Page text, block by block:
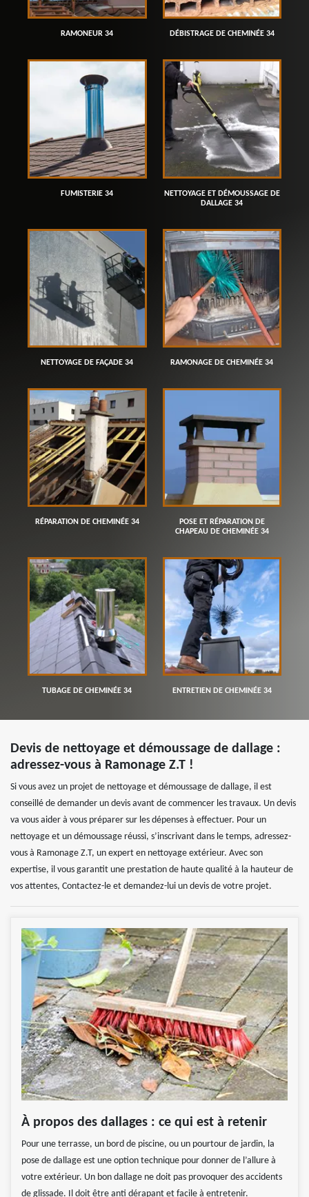
RAMONEUR 34 DÉBISTRAGE DE CHEMINÉE 34
FUMISTERIE 34
NETTOYAGE ET DÉMOUSSAGE DE
DALLAGE 34
NETTOYAGE DE FAÇADE 34 RAMONAGE DE CHEMINÉE 34
RÉPARATION DE CHEMINÉE 34
POSE ET RÉPARATION DE
CHAPEAU DE CHEMINÉE 34
TUBAGE DE CHEMINÉE 34 ENTRETIEN DE CHEMINÉE 34
Devis de nettoyage et démoussage de dallage :
adressez-vous à Ramonage Z.T !
Si vous avez un projet de nettoyage et démoussage de dallage, il est
conseillé de demander un devis avant de commencer les travaux. Un devis
va vous aider à vous préparer sur les dépenses à effectuer. Pour un
nettoyage et un démoussage réussi, s’inscrivant dans le temps, adressez-
vous à Ramonage Z.T, un expert en nettoyage extérieur. Avec son
expertise, il vous garantit une prestation de haute qualité à la hauteur de
vos attentes, Contactez-le et demandez-lui un devis de votre projet.
À propos des dallages : ce qui est à retenir
Pour une terrasse, un bord de piscine, ou un pourtour de jardin, la
pose de dallage est une option technique pour donner de l’allure à
votre extérieur. Un bon dallage ne doit pas provoquer des accidents
de glissade. Il doit être anti dérapant et facile à entretenir.